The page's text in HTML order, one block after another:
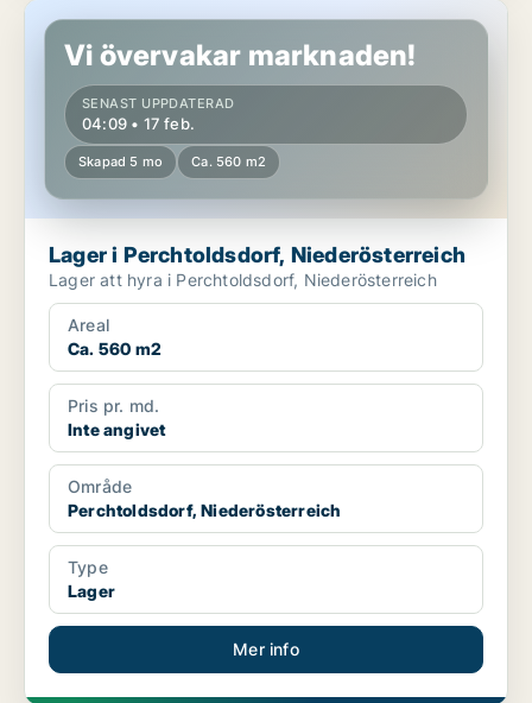
Lager i Perchtoldsdorf, Niederösterreich
Vi övervakar marknaden!
SENAST UPPDATERAD
04:09 • 17 feb.
Skapad 5 mo Ca. 560 m2
Lager i Perchtoldsdorf, Niederösterreich
Lager att hyra i Perchtoldsdorf, Niederösterreich
Areal
Ca. 560 m2
Pris pr. md.
Inte angivet
Område
Perchtoldsdorf, Niederösterreich
Type
Lager
Mer info